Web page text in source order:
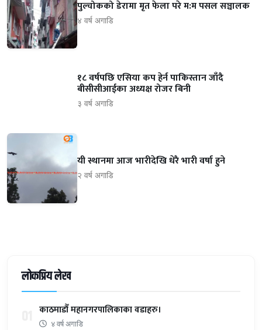
पुल्चोकको डेरामा मृत फेला परे म:म पसल सञ्चालक
४ वर्ष अगाडि
१८ वर्षपछि एसिया कप हेर्न पाकिस्तान जाँदै
बीसीसीआईका अध्यक्ष रोजर बिनी
३ वर्ष अगाडि
यी स्थानमा आज भारीदेखि धेरै भारी वर्षा हुने
२ वर्ष अगाडि
लोकप्रिय लेख
काठमाडौँ महानगरपालिकाका वडाहरु।
४ वर्ष अगाडि